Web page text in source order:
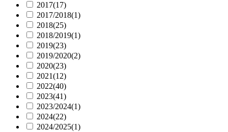
2017(17)
2017/2018(1)
2018(25)
2018/2019(1)
2019(23)
2019/2020(2)
2020(23)
2021(12)
2022(40)
2023(41)
2023/2024(1)
2024(22)
2024/2025(1)